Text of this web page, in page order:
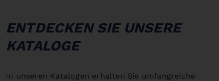
ENTDECKEN SIE UNSERE
KATALOGE
In unseren Katalogen erhalten Sie umfangreiche